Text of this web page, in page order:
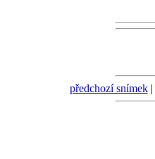
předchozí snímek|